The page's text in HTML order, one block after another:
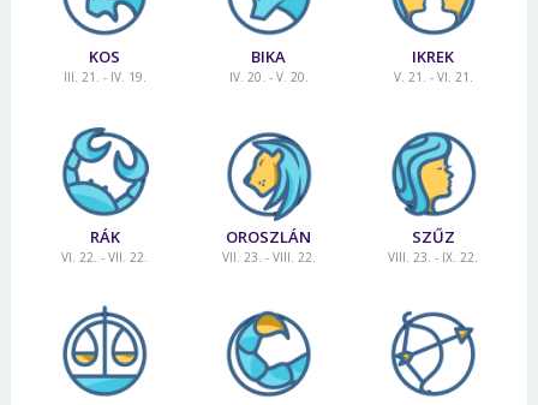
KOS
III. 21. - IV. 19.
BIKA
IV. 20. - V. 20.
IKREK
V. 21. - VI. 21.
RÁK
VI. 22. - VII. 22.
OROSZLÁN
VII. 23. - VIII. 22.
SZŰZ
VIII. 23. - IX. 22.